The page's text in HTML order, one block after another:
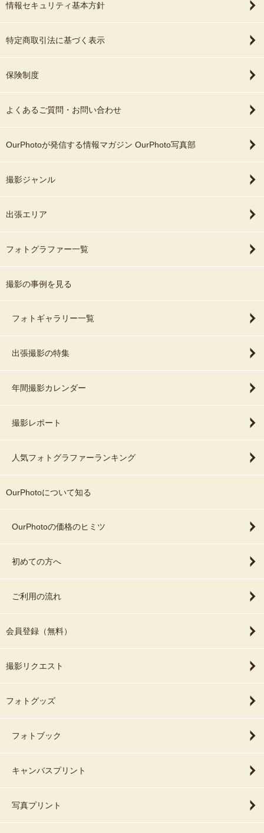
情報セキュリティ基本方針
特定商取引法に基づく表示
保険制度
よくあるご質問・お問い合わせ
OurPhotoが発信する情報マガジン OurPhoto写真部
撮影ジャンル
出張エリア
フォトグラファー一覧
撮影の事例を見る
フォトギャラリー一覧
出張撮影の特集
年間撮影カレンダー
撮影レポート
人気フォトグラファーランキング
OurPhotoについて知る
OurPhotoの価格のヒミツ
初めての方へ
ご利用の流れ
会員登録（無料）
撮影リクエスト
フォトグッズ
フォトブック
キャンバスプリント
写真プリント